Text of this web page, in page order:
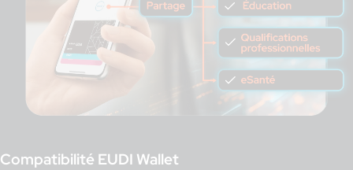
Compatibilité EUDI Wallet